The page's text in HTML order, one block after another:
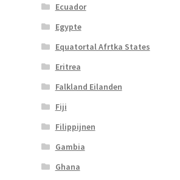
Ecuador
Egypte
Equatortal Afrtka States
Eritrea
Falkland Eilanden
Fiji
Filippijnen
Gambia
Ghana